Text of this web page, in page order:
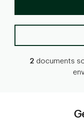
2 documents